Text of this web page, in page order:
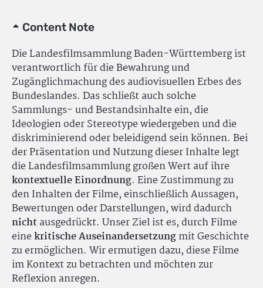
Content Note
Die Landesfilmsammlung Baden-Württemberg ist
verantwortlich für die Bewahrung und
Zugänglichmachung des audiovisuellen Erbes des
Bundeslandes. Das schließt auch solche
Sammlungs- und Bestandsinhalte ein, die
Ideologien oder Stereotype wiedergeben und die
diskriminierend oder beleidigend sein können. Bei
der Präsentation und Nutzung dieser Inhalte legt
die Landesfilmsammlung großen Wert auf ihre
kontextuelle Einordnung. Eine Zustimmung zu
den Inhalten der Filme, einschließlich Aussagen,
Bewertungen oder Darstellungen, wird dadurch
nichtausgedrückt. Unser Ziel ist es, durch Filme
einekritische Auseinandersetzungmit Geschichte
zu ermöglichen. Wir ermutigen dazu, diese Filme
im Kontext zu betrachten und möchten zur
Reflexion anregen.